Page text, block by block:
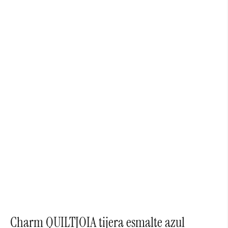
Charm QUILTJOIA tijera esmalte azul